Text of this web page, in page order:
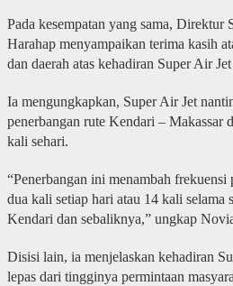
Pada kesempatan yang sama,
Harahap menyampaikan terima kasih
dan daerah atas kehadiran Super Air
Ia mengungkapkan, Super Air Jet
penerbangan rute Kendari – Makassar
kali sehari.
“Penerbangan ini menambah frekuensi
dua kali setiap hari atau 14 kali selama
Kendari dan sebaliknya,” ungkap
Disisi lain, ia menjelaskan kehadiran
lepas dari tingginya permintaan